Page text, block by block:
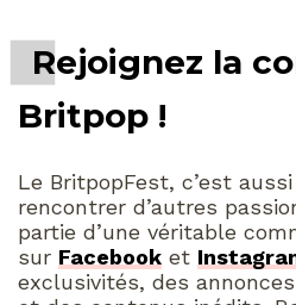
Rejoignez la
Britpop !
Le BritpopFest, c’est aussi
rencontrer d’autres
partie d’une véritable
sur Facebook et
exclusivités, des